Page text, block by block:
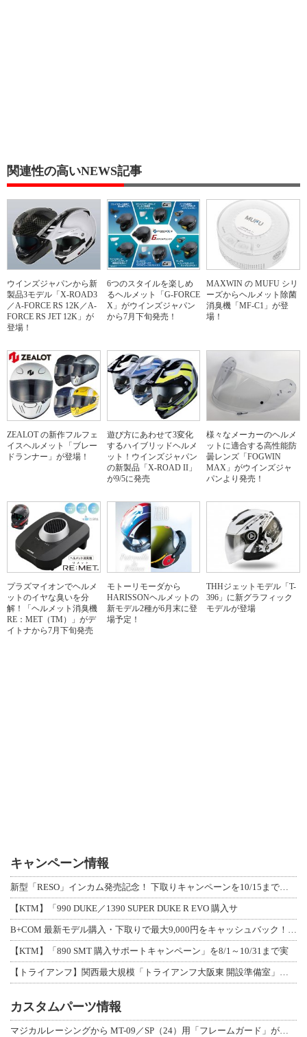
関連性の高いNEWS記事
ウインズジャパンから新
製品3モデル「X-ROAD3
／A-FORCE RS 12K／A-
FORCE RS JET 12K」が
登場！
6つのスタイルを楽しめ
るヘルメット「G-FORCE
X」がウインズジャパン
から7月下旬発売！
MAXWIN の MUFU シリ
ーズからヘルメット除菌
消臭機「MF-C1」が登
場！
ZEALOT の新作フルフェ
イスヘルメット「ブレー
ドランナー」が登場！
遊び方にあわせて3変化
するハイブリッドヘルメ
ット！ウインズジャパン
の新製品「X-ROAD II」
が9/5に発売
様々なメーカーのヘルメ
ットに適合する高性能防
曇レンズ「FOGWIN
MAX」がウインズジャ
パンより発売！
プラズマイオンでヘルメ
ットのイヤな臭いを分
解！「ヘルメット消臭機
RE：MET（TM）」がデ
イトナから7月下旬発売
モトーリモーダから
HARISSONヘルメットの
新モデル2種が6月末に登
場予定！
THHジェットモデル「T-
396」に新グラフィック
モデルが登場
キャンペーン情報
【KTM】「990 DUKE／1390 SUPER DUKE R EVO 購入サ
【KTM】「890 SMT 購入サポートキャンペーン」を8/1～10/31まで実
カスタムパーツ情報